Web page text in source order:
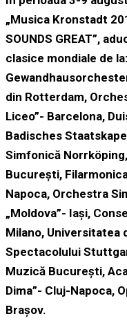
„Musica Kronstadt
SOUNDS GREAT”,
clasice mondiale de
din Rotterdam,
Liceo”- Barcelona,
Badisches
Simfonică
București,
Napoca, Orchestra
„Moldova”- Iași,
Milano, Universitatea
Spectacolului
Muzică București,
Dima”- Cluj-Napoca,
Brașov.